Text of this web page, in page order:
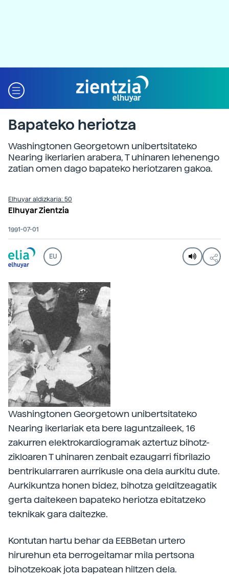
Bapateko heriotza
Washingtonen Georgetown unibertsitateko
Nearing ikerlarien arabera, T uhinaren lehenengo
zatian omen dago bapateko heriotzaren gakoa.
Elhuyar aldizkaria: 50
Elhuyar Zientzia
1991-07-01
EU
Washingtonen Georgetown unibertsitateko
Nearing ikerlariak eta bere laguntzaileek, 16
zakurren elektrokardiogramak aztertuz bihotz-
zikloaren T uhinaren zenbait ezaugarri fibrilazio
bentrikularraren aurrikusle ona dela aurkitu dute.
Aurkikuntza honen bidez, bihotza gelditzeagatik
gerta daitekeen bapateko heriotza ebitatzeko
teknikak gara daitezke.
Kontutan hartu behar da EEBBetan urtero
hirurehun eta berrogeitamar mila pertsona
bihotzekoak jota bapatean hiltzen dela.